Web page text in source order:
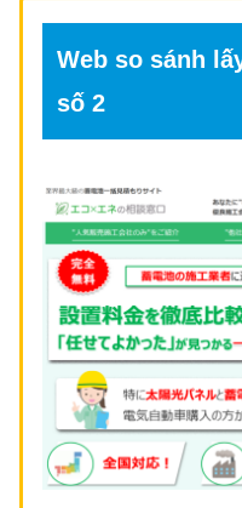
Web so sánh
số 2